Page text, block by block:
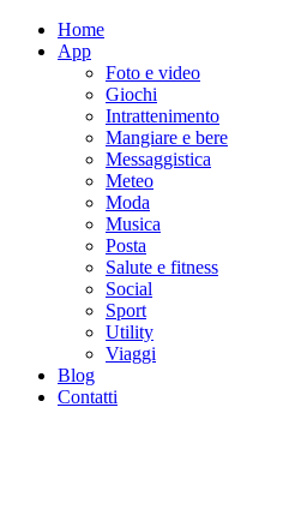
Home
App
Foto e video
Giochi
Intrattenimento
Mangiare e bere
Messaggistica
Meteo
Moda
Musica
Posta
Salute e fitness
Social
Sport
Utility
Viaggi
Blog
Contatti